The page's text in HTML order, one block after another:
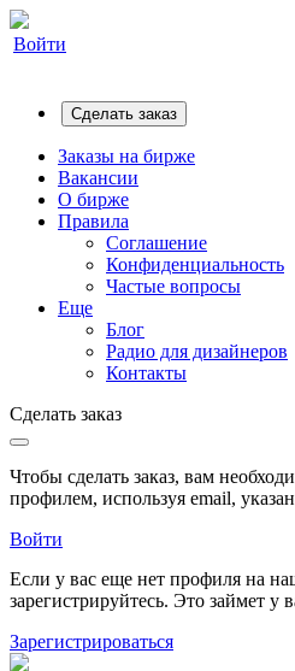
Войти
Сделать заказ
Заказы на бирже
Вакансии
О бирже
Правила
Соглашение
Конфиденциальность
Частые вопросы
Еще
Блог
Радио для дизайнеров
Контакты
Сделать заказ
Чтобы сделать заказ, вам
профилем, используя email,
Войти
Если у вас еще нет профиля на
зарегистрируйтесь. Это займет у
Зарегистрироваться